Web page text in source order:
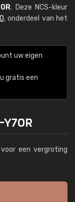
. Deze NCS-kleur
, onderdeel van het
uw eigen
gratis een
Y70R
een vergroting